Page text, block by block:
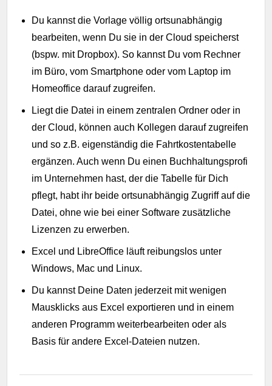
Du kannst die Vorlage völlig ortsunabhängig
bearbeiten, wenn Du sie in der Cloud speicherst
(bspw. mit Dropbox). So kannst Du vom Rechner
im Büro, vom Smartphone oder vom Laptop im
Homeoffice darauf zugreifen.
Liegt die Datei in einem zentralen Ordner oder in
der Cloud, können auch Kollegen darauf zugreifen
und so z.B. eigenständig die Fahrtkostentabelle
ergänzen. Auch wenn Du einen Buchhaltungsprofi
im Unternehmen hast, der die Tabelle für Dich
pflegt, habt ihr beide ortsunabhängig Zugriff auf die
Datei, ohne wie bei einer Software zusätzliche
Lizenzen zu erwerben.
Excel und LibreOffice läuft reibungslos unter
Windows, Mac und Linux.
Du kannst Deine Daten jederzeit mit wenigen
Mausklicks aus Excel exportieren und in einem
anderen Programm weiterbearbeiten oder als
Basis für andere Excel-Dateien nutzen.